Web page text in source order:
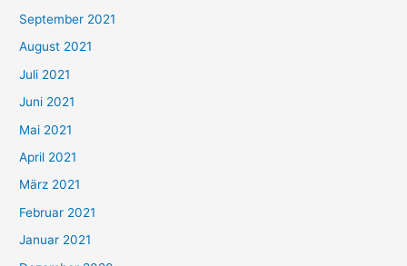
n
n
a
c
h
:
September 2021
August 2021
Juli 2021
Juni 2021
Mai 2021
April 2021
März 2021
Februar 2021
Januar 2021